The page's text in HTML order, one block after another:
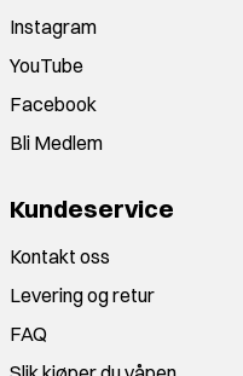
Instagram
YouTube
Facebook
Bli Medlem
Kundeservice
Kontakt oss
Levering og retur
FAQ